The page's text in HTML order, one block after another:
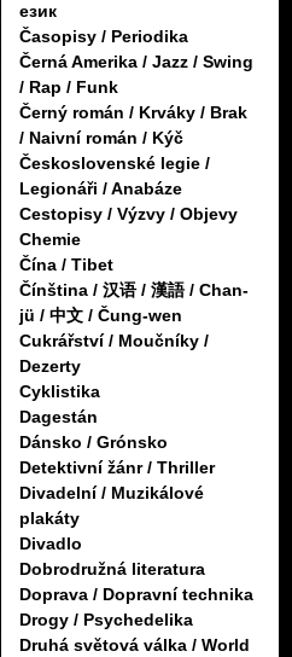
език
Časopisy / Periodika
Černá Amerika / Jazz / Swing
/ Rap / Funk
Černý román / Krváky / Brak
/ Naivní román / Kýč
Československé legie /
Legionáři / Anabáze
Cestopisy / Výzvy / Objevy
Chemie
Čína / Tibet
Čínština / 汉语 / 漢語 / Chan-
jü / 中文 / Čung-wen
Cukrářství / Moučníky /
Dezerty
Cyklistika
Dagestán
Dánsko / Grónsko
Detektivní žánr / Thriller
Divadelní / Muzikálové
plakáty
Divadlo
Dobrodružná literatura
Doprava / Dopravní technika
Drogy / Psychedelika
Druhá světová válka / World